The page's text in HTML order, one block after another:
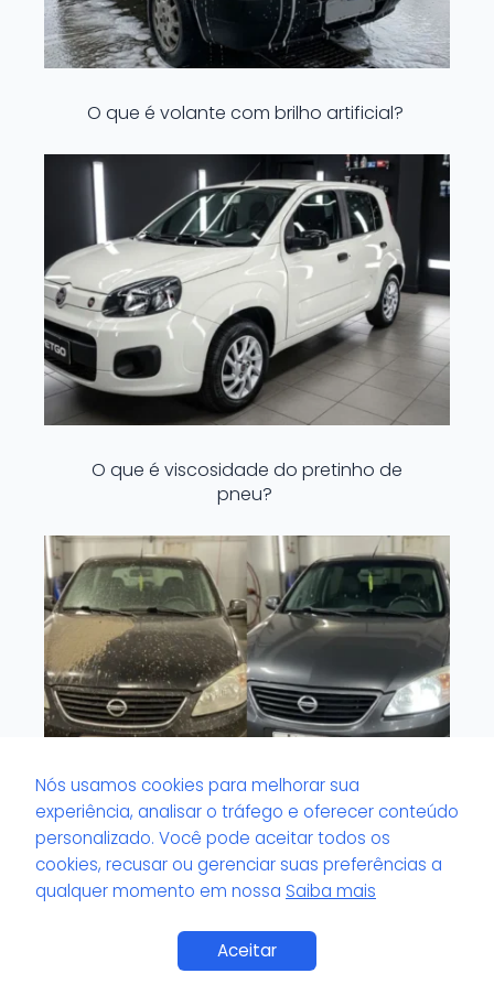
O que é volante com brilho artificial?
O que é viscosidade do pretinho de
pneu?
O que é volante com odor impregnado?
Nós usamos cookies para melhorar sua
experiência, analisar o tráfego e oferecer conteúdo
personalizado. Você pode aceitar todos os
cookies, recusar ou gerenciar suas preferências a
qualquer momento em nossa Saiba mais
AceitarSaiba Mais